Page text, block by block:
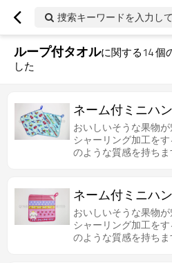
捜索キーワードを入力し
ループ付タオルに関する14個
した
ネーム付ミニハ
おいしいそうな果物
シャーリング加工を
のような質感を持ち
で、お子さんに使い
ネーム付ミニハ
おいしいそうな果物
シャーリング加工を
のような質感を持ち